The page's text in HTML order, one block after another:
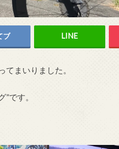
ブ
まいりました。
です。